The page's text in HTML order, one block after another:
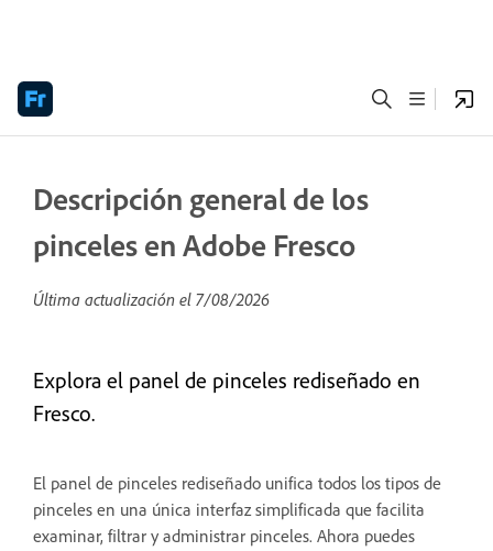
Descripción general de los
pinceles en Adobe Fresco
Última actualización el 7/08/2026
Explora el panel de pinceles rediseñado en
Fresco.
El panel de pinceles rediseñado unifica todos los tipos de
pinceles en una única interfaz simplificada que facilita
examinar, filtrar y administrar pinceles. Ahora puedes